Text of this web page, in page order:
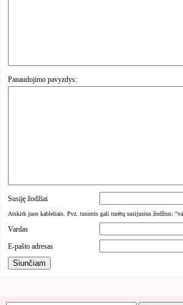
Panaudojimo pavyzdys:
Susiję žodžiai
Atskirk juos kableliais. Pvz. tusintis gali turėtų susijusius žodžius:
Vardas
E-pašto adresas